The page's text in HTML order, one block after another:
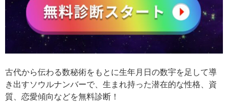
古代から伝わる数秘術をもとに生年月日の数宇を足して導
き出すソウルナンバーで、生まれ持った潜在的な性格、資
質、恋愛傾向などを無料診断！